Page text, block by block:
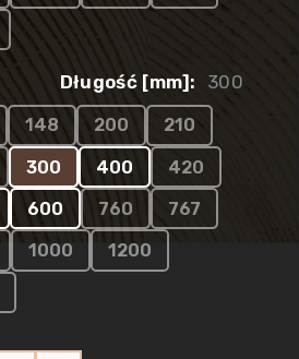
Długość [mm]: 300
148 200 210
300 400 420
600 760 767
1000 1200